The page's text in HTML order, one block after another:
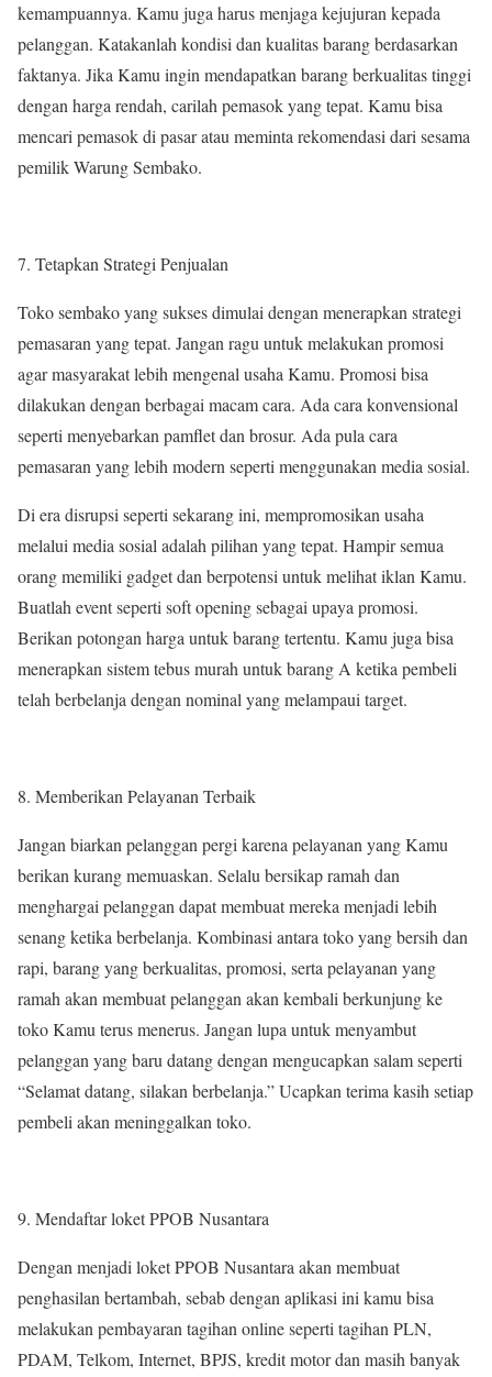
kemampuannya. Kamu juga harus menjaga kejujuran kepada
pelanggan. Katakanlah kondisi dan kualitas barang berdasarkan
faktanya. Jika Kamu ingin mendapatkan barang berkualitas tinggi
dengan harga rendah, carilah pemasok yang tepat. Kamu bisa
mencari pemasok di pasar atau meminta rekomendasi dari sesama
pemilik Warung Sembako.
Tetapkan Strategi Penjualan
Toko sembako yang sukses dimulai dengan menerapkan strategi
pemasaran yang tepat. Jangan ragu untuk melakukan promosi
agar masyarakat lebih mengenal usaha Kamu. Promosi bisa
dilakukan dengan berbagai macam cara. Ada cara konvensional
seperti menyebarkan pamflet dan brosur. Ada pula cara
pemasaran yang lebih modern seperti menggunakan media sosial.
Di era disrupsi seperti sekarang ini, mempromosikan usaha
melalui media sosial adalah pilihan yang tepat. Hampir semua
orang memiliki gadget dan berpotensi untuk melihat iklan Kamu.
Buatlah event seperti soft opening sebagai upaya promosi.
Berikan potongan harga untuk barang tertentu. Kamu juga bisa
menerapkan sistem tebus murah untuk barang A ketika pembeli
telah berbelanja dengan nominal yang melampaui target.
Memberikan Pelayanan Terbaik
Jangan biarkan pelanggan pergi karena pelayanan yang Kamu
berikan kurang memuaskan. Selalu bersikap ramah dan
menghargai pelanggan dapat membuat mereka menjadi lebih
senang ketika berbelanja. Kombinasi antara toko yang bersih dan
rapi, barang yang berkualitas, promosi, serta pelayanan yang
ramah akan membuat pelanggan akan kembali berkunjung ke
toko Kamu terus menerus. Jangan lupa untuk menyambut
pelanggan yang baru datang dengan mengucapkan salam seperti
“Selamat datang, silakan berbelanja.” Ucapkan terima kasih setiap
pembeli akan meninggalkan toko.
Mendaftar loket PPOB Nusantara
Dengan menjadi loket PPOB Nusantara akan membuat
penghasilan bertambah, sebab dengan aplikasi ini kamu bisa
melakukan pembayaran tagihan online seperti tagihan PLN,
PDAM, Telkom, Internet, BPJS, kredit motor dan masih banyak